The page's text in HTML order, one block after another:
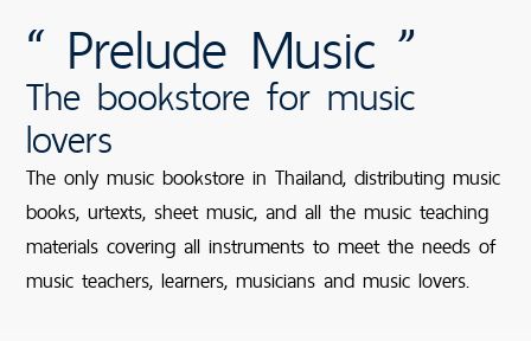
“ Prelude Music ”
The bookstore for music
lovers
The only music bookstore in Thailand, distributing music
books, urtexts, sheet music, and all the music teaching
materials covering all instruments to meet the needs of
music teachers, learners, musicians and music lovers.